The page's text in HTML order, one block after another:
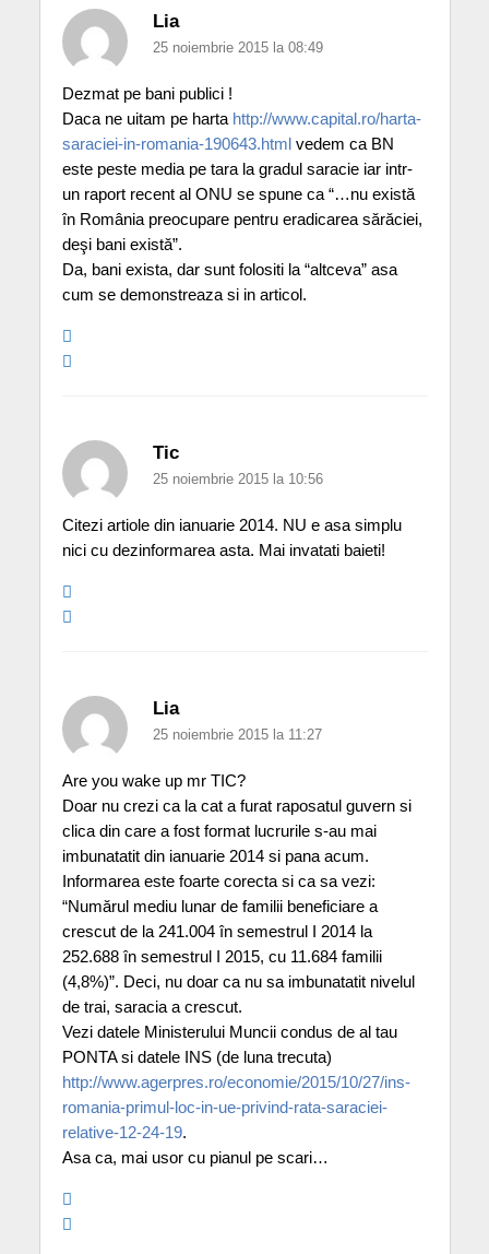
Lia
25 noiembrie 2015 la 08:49
Dezmat pe bani publici !
Daca ne uitam pe harta http://www.capital.ro/harta-
saraciei-in-romania-190643.htmlvedem ca BN
este peste media pe tara la gradul saracie iar intr-
un raport recent al ONU se spune ca “…nu există
în România preocupare pentru eradicarea sărăciei,
deşi bani există”.
Da, bani exista, dar sunt folositi la “altceva” asa
cum se demonstreaza si in articol.
Tic
25 noiembrie 2015 la 10:56
Citezi artiole din ianuarie 2014. NU e asa simplu
nici cu dezinformarea asta. Mai invatati baieti!
Lia
25 noiembrie 2015 la 11:27
Are you wake up mr TIC?
Doar nu crezi ca la cat a furat raposatul guvern si
clica din care a fost format lucrurile s-au mai
imbunatatit din ianuarie 2014 si pana acum.
Informarea este foarte corecta si ca sa vezi:
“Numărul mediu lunar de familii beneficiare a
crescut de la 241.004 în semestrul I 2014 la
252.688 în semestrul I 2015, cu 11.684 familii
(4,8%)”. Deci, nu doar ca nu sa imbunatatit nivelul
de trai, saracia a crescut.
Vezi datele Ministerului Muncii condus de al tau
PONTA si datele INS (de luna trecuta)
http://www.agerpres.ro/economie/2015/10/27/ins-
romania-primul-loc-in-ue-privind-rata-saraciei-
relative-12-24-19.
Asa ca, mai usor cu pianul pe scari…